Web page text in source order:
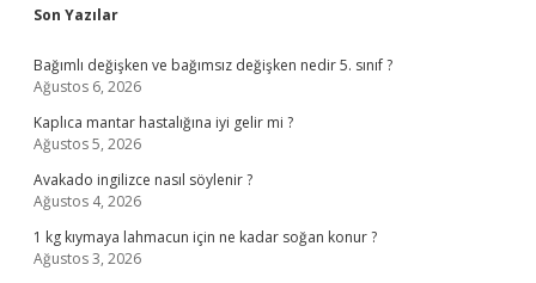
Sidebar
Son Yazılar
Bağımlı değişken ve bağımsız değişken nedir 5. sınıf ?
Ağustos 6, 2026
Kaplıca mantar hastalığına iyi gelir mi ?
Ağustos 5, 2026
Avakado ingilizce nasıl söylenir ?
Ağustos 4, 2026
1 kg kıymaya lahmacun için ne kadar soğan konur ?
Ağustos 3, 2026